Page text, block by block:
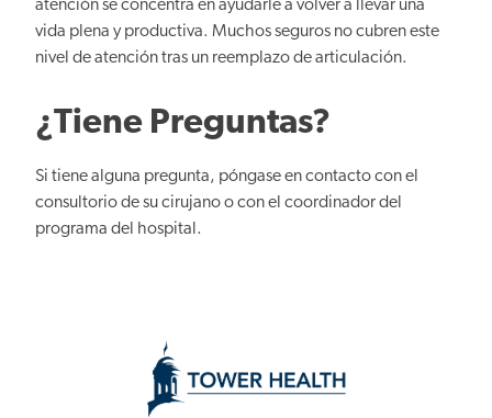
atención se concentra en ayudarle a volver a llevar una
vida plena y productiva. Muchos seguros no cubren este
nivel de atención tras un reemplazo de articulación.
¿Tiene Preguntas?
Si tiene alguna pregunta, póngase en contacto con el
consultorio de su cirujano o con el coordinador del
programa del hospital.